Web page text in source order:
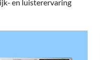
en luisterervaring